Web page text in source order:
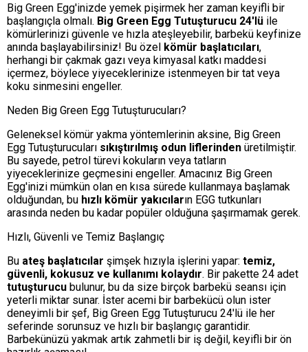
Big Green Egg'inizde yemek pişirmek her zaman keyifli bir
başlangıçla olmalı. Big Green Egg Tutuşturucu 24'lü ile
kömürlerinizi güvenle ve hızla ateşleyebilir, barbekü keyfinize
anında başlayabilirsiniz! Bu özel kömür başlatıcıları,
herhangi bir çakmak gazı veya kimyasal katkı maddesi
içermez, böylece yiyeceklerinize istenmeyen bir tat veya
koku sinmesini engeller.
Neden Big Green Egg Tutuşturucuları?
Geleneksel kömür yakma yöntemlerinin aksine, Big Green
Egg Tutuşturucuları sıkıştırılmış odun liflerinden üretilmiştir.
Bu sayede, petrol türevi kokuların veya tatların
yiyeceklerinize geçmesini engeller. Amacınız Big Green
Egg'inizi mümkün olan en kısa sürede kullanmaya başlamak
olduğundan, bu hızlı kömür yakıcıların EGG tutkunları
arasında neden bu kadar popüler olduğuna şaşırmamak gerek.
Hızlı, Güvenli ve Temiz Başlangıç
Bu ateş başlatıcılar şimşek hızıyla işlerini yapar: temiz,
güvenli, kokusuz ve kullanımı kolaydır. Bir pakette 24 adet
tutuşturucu bulunur, bu da size birçok barbekü seansı için
yeterli miktar sunar. İster acemi bir barbekücü olun ister
deneyimli bir şef, Big Green Egg Tutuşturucu 24'lü ile her
seferinde sorunsuz ve hızlı bir başlangıç garantidir.
Barbekünüzü yakmak artık zahmetli bir iş değil, keyifli bir ön